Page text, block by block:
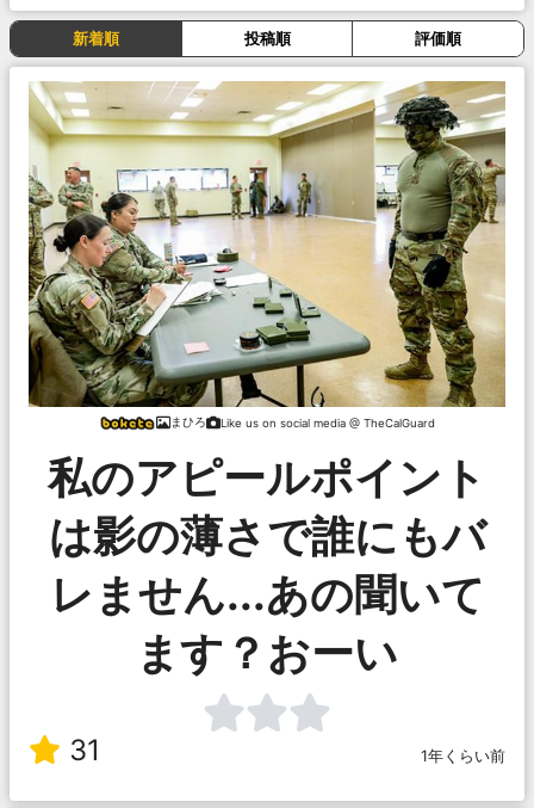
新着順 投稿順 評価順
まひろ Like us on social media @ TheCalGuard
私のアピールポイント
は影の薄さで誰にもバ
レません...あの聞いて
ます？おーい
31 1年くらい前